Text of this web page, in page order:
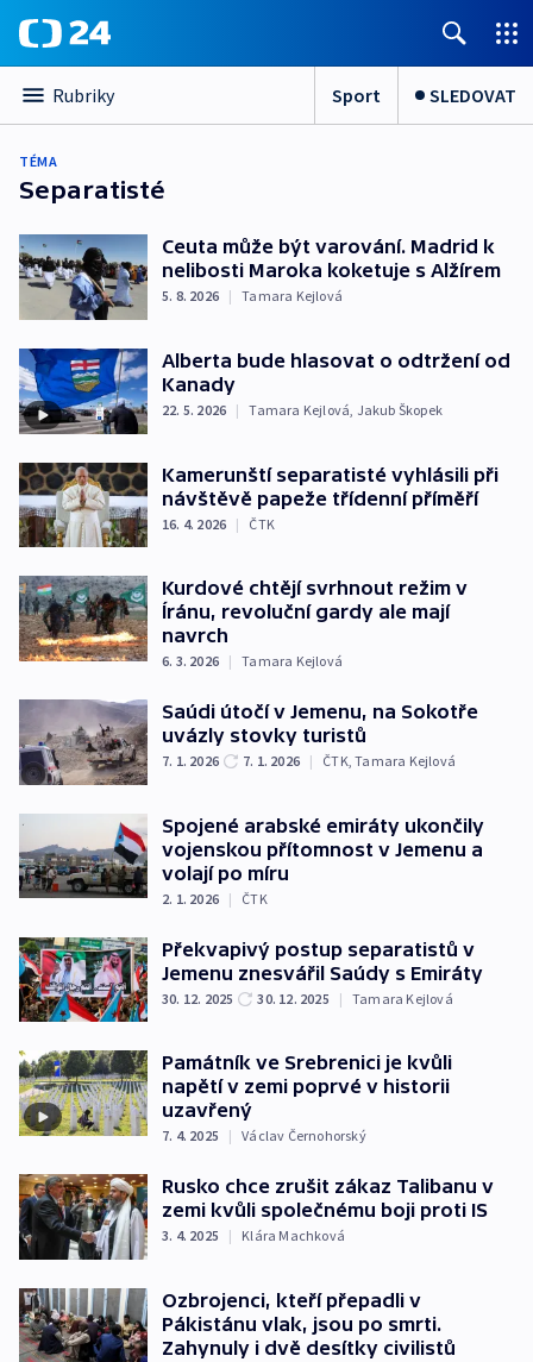
Rubriky Sport SLEDOVAT
TÉMA
Separatisté
Ceuta může být varování. Madrid k
nelibosti Maroka koketuje s Alžírem
5. 8. 2026 | Tamara Kejlová
Alberta bude hlasovat o odtržení od
Kanady
22. 5. 2026 | Tamara Kejlová, Jakub Škopek
Kamerunští separatisté vyhlásili při
návštěvě papeže třídenní příměří
16. 4. 2026 | ČTK
Kurdové chtějí svrhnout režim v
Íránu, revoluční gardy ale mají
navrch
6. 3. 2026 | Tamara Kejlová
Saúdi útočí v Jemenu, na Sokotře
uvázly stovky turistů
7. 1. 2026 7. 1. 2026 | ČTK,Tamara Kejlová
Spojené arabské emiráty ukončily
vojenskou přítomnost v Jemenu a
volají po míru
2. 1. 2026 | ČTK
Překvapivý postup separatistů v
Jemenu znesvářil Saúdy s Emiráty
30. 12. 2025 30. 12. 2025 | Tamara Kejlová
Památník ve Srebrenici je kvůli
napětí v zemi poprvé v historii
uzavřený
7. 4. 2025 | Václav Černohorský
Rusko chce zrušit zákaz Talibanu v
zemi kvůli společnému boji proti IS
3. 4. 2025 | Klára Machková
Ozbrojenci, kteří přepadli v
Pákistánu vlak, jsou po smrti.
Zahynuly i dvě desítky civilistů